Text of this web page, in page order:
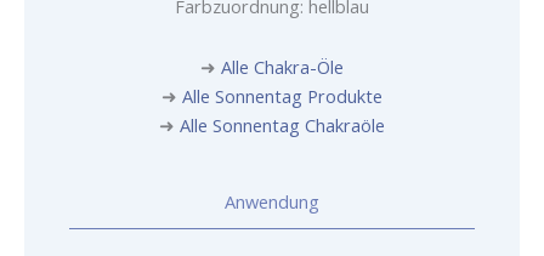
Farbzuordnung: hellblau
➜ Alle Chakra-Öle
➜ Alle Sonnentag Produkte
➜ Alle Sonnentag Chakraöle
Anwendung